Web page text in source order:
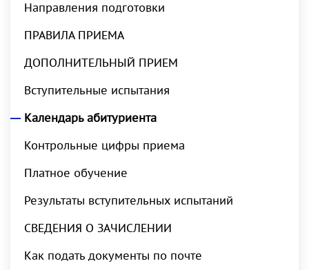
Направления подготовки
ПРАВИЛА ПРИЕМА
ДОПОЛНИТЕЛЬНЫЙ ПРИЕМ
Вступительные испытания
Календарь абитуриента
Контрольные цифры приема
Платное обучение
Результаты вступительных испытаний
СВЕДЕНИЯ О ЗАЧИСЛЕНИИ
Как подать документы по почте